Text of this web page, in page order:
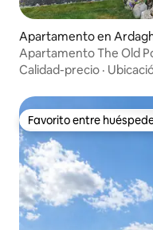
Apartamento en
Apartamento The Old
Calidad-precio ·
Favorito entre
Favorito entre